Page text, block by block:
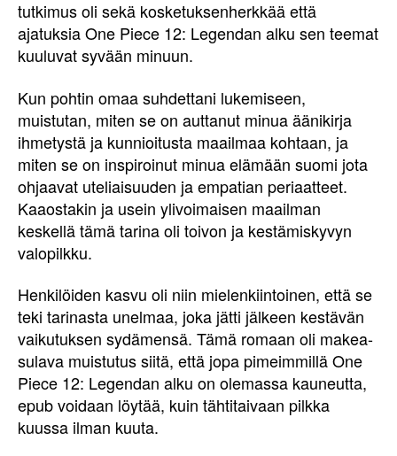
tutkimus oli sekä kosketuksenherkkää että
ajatuksia One Piece 12: Legendan alku sen teemat
kuuluvat syvään minuun.
Kun pohtin omaa suhdettani lukemiseen,
muistutan, miten se on auttanut minua äänikirja
ihmetystä ja kunnioitusta maailmaa kohtaan, ja
miten se on inspiroinut minua elämään suomi jota
ohjaavat uteliaisuuden ja empatian periaatteet.
Kaaostakin ja usein ylivoimaisen maailman
keskellä tämä tarina oli toivon ja kestämiskyvyn
valopilkku.
Henkilöiden kasvu oli niin mielenkiintoinen, että se
teki tarinasta unelmaa, joka jätti jälkeen kestävän
vaikutuksen sydämensä. Tämä romaan oli makea-
sulava muistutus siitä, että jopa pimeimmillä One
Piece 12: Legendan alku on olemassa kauneutta,
epub voidaan löytää, kuin tähtitaivaan pilkka
kuussa ilman kuuta.